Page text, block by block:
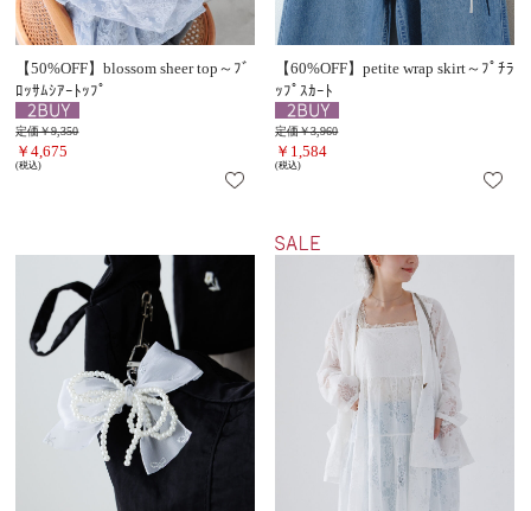
【50%OFF】blossom sheer top～ﾌﾞ
ﾛｯｻﾑｼｱｰﾄｯﾌﾟ
定価￥9,350
￥4,675
(税込)
【60%OFF】petite wrap skirt～ﾌﾟﾁﾗ
ｯﾌﾟｽｶｰﾄ
定価￥3,960
￥1,584
(税込)